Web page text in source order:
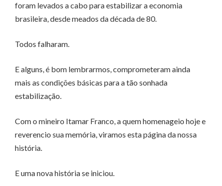
foram levados a cabo para estabilizar a economia
brasileira, desde meados da década de 80.
Todos falharam.
E alguns, é bom lembrarmos, comprometeram ainda
mais as condições básicas para a tão sonhada
estabilização.
Com o mineiro Itamar Franco, a quem homenageio hoje e
reverencio sua memória, viramos esta página da nossa
história.
E uma nova história se iniciou.